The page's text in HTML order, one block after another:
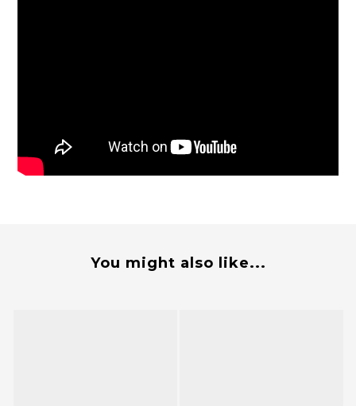
You might also like...